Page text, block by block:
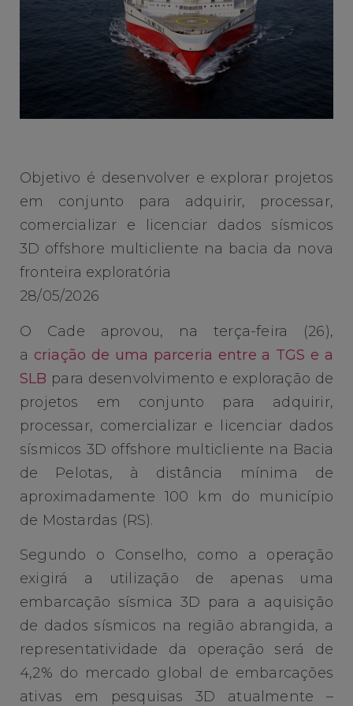
Objetivo é desenvolver e explorar projetos
em conjunto para adquirir, processar,
comercializar e licenciar dados sísmicos
3D offshore multicliente na bacia da nova
fronteira exploratória
28/05/2026
O Cade aprovou, na terça-feira (26),
a criação de uma parceria entre a TGS e a
SLB para desenvolvimento e exploração de
projetos em conjunto para adquirir,
processar, comercializar e licenciar dados
sísmicos 3D offshore multicliente na Bacia
de Pelotas, à distância mínima de
aproximadamente 100 km do município
de Mostardas (RS).
Segundo o Conselho, como a operação
exigirá a utilização de apenas uma
embarcação sísmica 3D para a aquisição
de dados sísmicos na região abrangida, a
representatividade da operação será de
4,2% do mercado global de embarcações
ativas em pesquisas 3D atualmente –